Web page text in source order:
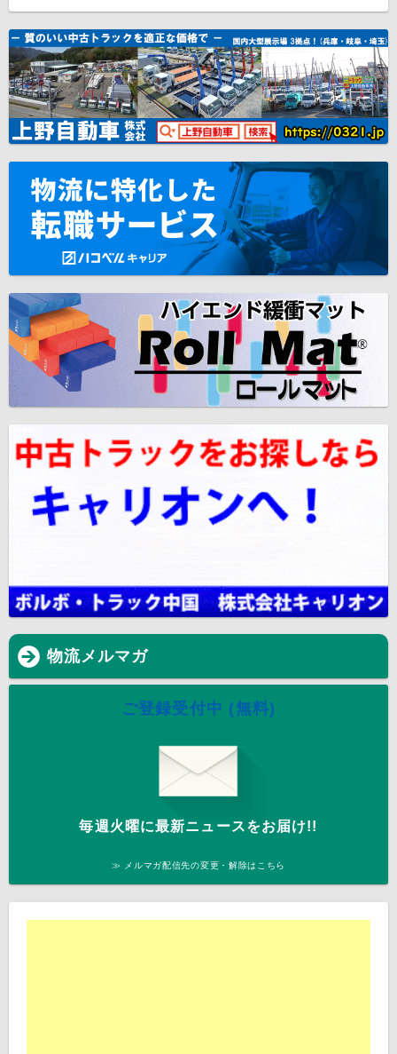
物流メルマガ
ご登録受付中 (無料)
毎週火曜に最新ニュースをお届け!!
≫ メルマガ配信先の変更・解除はこちら